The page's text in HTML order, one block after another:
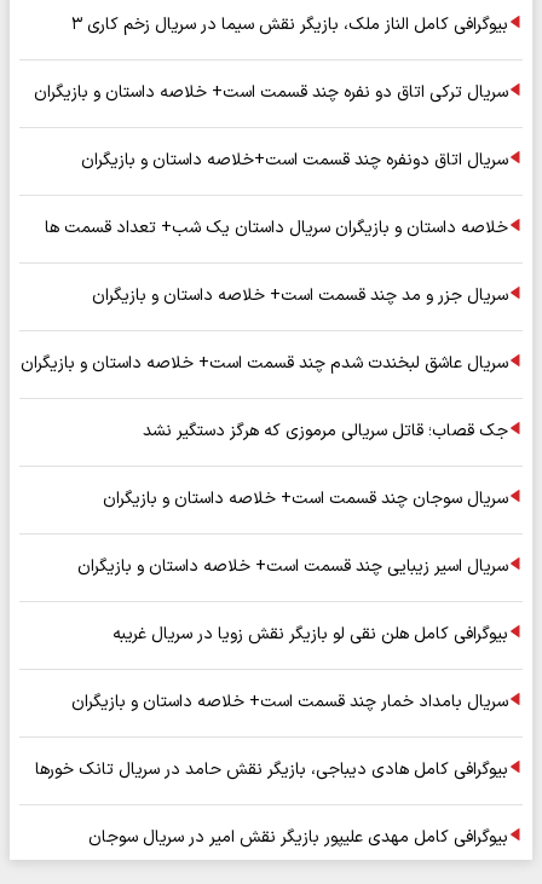
بیوگرافی کامل الناز ملک، بازیگر نقش سیما در سریال زخم کاری ۳
سریال ترکی اتاق دو نفره چند قسمت است+ خلاصه داستان و بازیگران
سریال اتاق دونفره چند قسمت است+خلاصه داستان و بازیگران
خلاصه داستان و بازیگران سریال داستان یک شب+ تعداد قسمت ها
سریال جزر و مد چند قسمت است+ خلاصه داستان و بازیگران
سریال عاشق لبخندت شدم چند قسمت است+ خلاصه داستان و بازیگران
جک قصاب؛ قاتل سریالی مرموزی که هرگز دستگیر نشد
سریال سوجان چند قسمت است+ خلاصه داستان و بازیگران
سریال اسیر زیبایی چند قسمت است+ خلاصه داستان و بازیگران
بیوگرافی کامل هلن نقی لو بازیگر نقش زویا در سریال غریبه
سریال بامداد خمار چند قسمت است+ خلاصه داستان و بازیگران
بیوگرافی کامل هادی دیباجی، بازیگر نقش حامد در سریال تانک خورها
بیوگرافی کامل مهدی علیپور بازیگر نقش امیر در سریال سوجان